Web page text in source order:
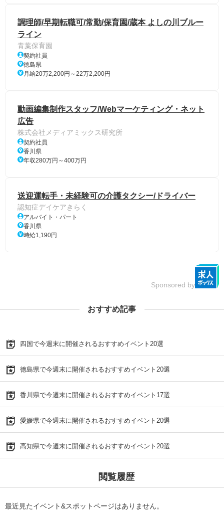
調理師/早期転職可/常勤/保育園/蔵本 よしの川ブルー
ライン
青葉保育園
契約社員
徳島県
月給20万2,200円～22万2,200円
動画編集制作スタッフ/Webマーケティング・ネット
広告
株式会社メディアミックス研究所
契約社員
香川県
年収280万円～400万円
送迎運転手・未経験可の介護タクシー/ドライバー
認知症デイケアきらく
アルバイト・パート
香川県
時給1,190円
Sponsored by
おすすめ記事
四国で今週末に開催されるおすすめイベント20選
徳島県で今週末に開催されるおすすめイベント20選
香川県で今週末に開催されるおすすめイベント17選
愛媛県で今週末に開催されるおすすめイベント20選
高知県で今週末に開催されるおすすめイベント20選
閲覧履歴
最近見たイベント&スポットページはありません。